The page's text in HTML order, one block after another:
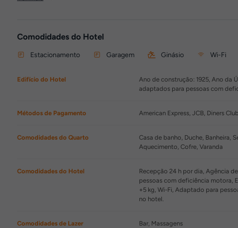
Comodidades do Hotel
Estacionamento Garagem Ginásio Wi-Fi
Edifício do Hotel
Ano de construção: 1925, Ano da
adaptados para pessoas com
Métodos de Pagamento American Express, JCB, Diners
Comodidades do Quarto
Casa de banho, Duche, Banheira,
Aquecimento, Cofre, Varanda
Comodidades do Hotel
Recepção 24 h por dia, Agência
pessoas com deficiência motora,
+5 kg, Wi-Fi, Adaptado para
no hotel.
Comodidades de Lazer Bar, Massagens